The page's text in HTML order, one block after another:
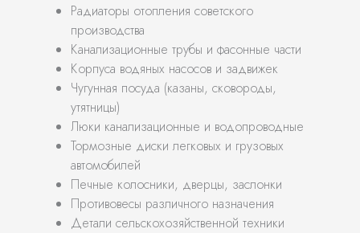
Радиаторы отопления советского
производства
Канализационные трубы и фасонные части
Корпуса водяных насосов и задвижек
Чугунная посуда (казаны, сковороды,
утятницы)
Люки канализационные и водопроводные
Тормозные диски легковых и грузовых
автомобилей
Печные колосники, дверцы, заслонки
Противовесы различного назначения
Детали сельскохозяйственной техники